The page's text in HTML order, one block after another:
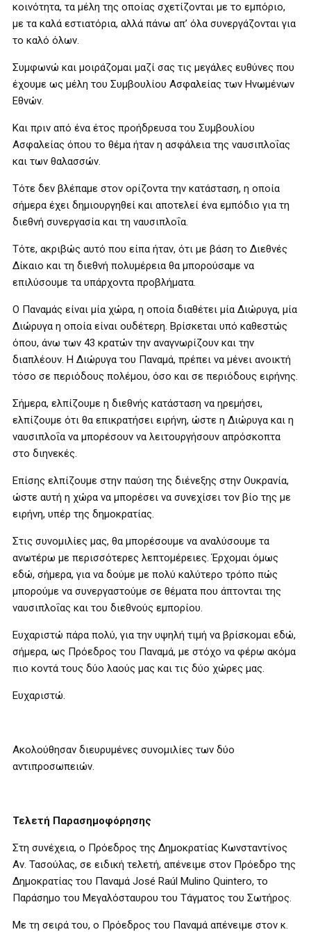
κοινότητα, τα μέλη της οποίας σχετίζονται με το εμπόριο,
με τα καλά εστιατόρια, αλλά πάνω απ’ όλα συνεργάζονται για
το καλό όλων.
Συμφωνώ και μοιράζομαι μαζί σας τις μεγάλες ευθύνες που
έχουμε ως μέλη του Συμβουλίου Ασφαλείας των Ηνωμένων
Εθνών.
Και πριν από ένα έτος προήδρευσα του Συμβουλίου
Ασφαλείας όπου το θέμα ήταν η ασφάλεια της ναυσιπλοΐας
και των θαλασσών.
Τότε δεν βλέπαμε στον ορίζοντα την κατάσταση, η οποία
σήμερα έχει δημιουργηθεί και αποτελεί ένα εμπόδιο για τη
διεθνή συνεργασία και τη ναυσιπλοΐα.
Τότε, ακριβώς αυτό που είπα ήταν, ότι με βάση το Διεθνές
Δίκαιο και τη διεθνή πολυμέρεια θα μπορούσαμε να
επιλύσουμε τα υπάρχοντα προβλήματα.
Ο Παναμάς είναι μία χώρα, η οποία διαθέτει μία Διώρυγα, μία
Διώρυγα η οποία είναι ουδέτερη. Βρίσκεται υπό καθεστώς
όπου, άνω των 43 κρατών την αναγνωρίζουν και την
διαπλέουν. Η Διώρυγα του Παναμά, πρέπει να μένει ανοικτή
τόσο σε περιόδους πολέμου, όσο και σε περιόδους ειρήνης.
Σήμερα, ελπίζουμε η διεθνής κατάσταση να ηρεμήσει,
ελπίζουμε ότι θα επικρατήσει ειρήνη, ώστε η Διώρυγα και η
ναυσιπλοΐα να μπορέσουν να λειτουργήσουν απρόσκοπτα
στο διηνεκές.
Επίσης ελπίζουμε στην παύση της διένεξης στην Ουκρανία,
ώστε αυτή η χώρα να μπορέσει να συνεχίσει τον βίο της με
ειρήνη, υπέρ της δημοκρατίας.
Στις συνομιλίες μας, θα μπορέσουμε να αναλύσουμε τα
ανωτέρω με περισσότερες λεπτομέρειες. Έρχομαι όμως
εδώ, σήμερα, για να δούμε με πολύ καλύτερο τρόπο πώς
μπορούμε να συνεργαστούμε σε θέματα που άπτονται της
ναυσιπλοΐας και του διεθνούς εμπορίου.
Ευχαριστώ πάρα πολύ, για την υψηλή τιμή να βρίσκομαι εδώ,
σήμερα, ως Πρόεδρος του Παναμά, με στόχο να φέρω ακόμα
πιο κοντά τους δύο λαούς μας και τις δύο χώρες μας.
Ευχαριστώ.
Ακολούθησαν διευρυμένες συνομιλίες των δύο
αντιπροσωπειών.
Τελετή Παρασημοφόρησης
Στη συνέχεια, ο Πρόεδρος της Δημοκρατίας Κωνσταντίνος
Αν. Τασούλας, σε ειδική τελετή, απένειμε στον Πρόεδρο της
Δημοκρατίας του Παναμά José Raúl Mulino Quintero, το
Παράσημο του Μεγαλόσταυρου του Τάγματος του Σωτήρος.
Με τη σειρά του, ο Πρόεδρος του Παναμά απένειμε στον κ.